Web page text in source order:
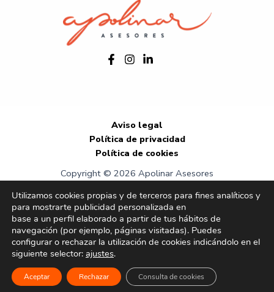
Aviso legal
Política de privacidad
Política de cookies
Copyright © 2026 Apolinar Asesores
Utilizamos cookies propias y de terceros para fines analíticos y
para mostrarte publicidad personalizada en
base a un perfil elaborado a partir de tus hábitos de
navegación (por ejemplo, páginas visitadas). Puedes
configurar o rechazar la utilización de cookies indicándolo en el
siguiente selector: ajustes.
Aceptar Rechazar Consulta de cookies